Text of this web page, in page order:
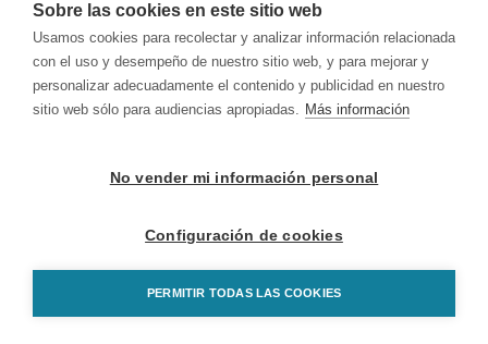
Sobre las cookies en este sitio web
Usamos cookies para recolectar y analizar información relacionada
con el uso y desempeño de nuestro sitio web, y para mejorar y
personalizar adecuadamente el contenido y publicidad en nuestro
sitio web sólo para audiencias apropiadas. Más información
No vender mi información personal
Configuración de cookies
PERMITIR TODAS LAS COOKIES